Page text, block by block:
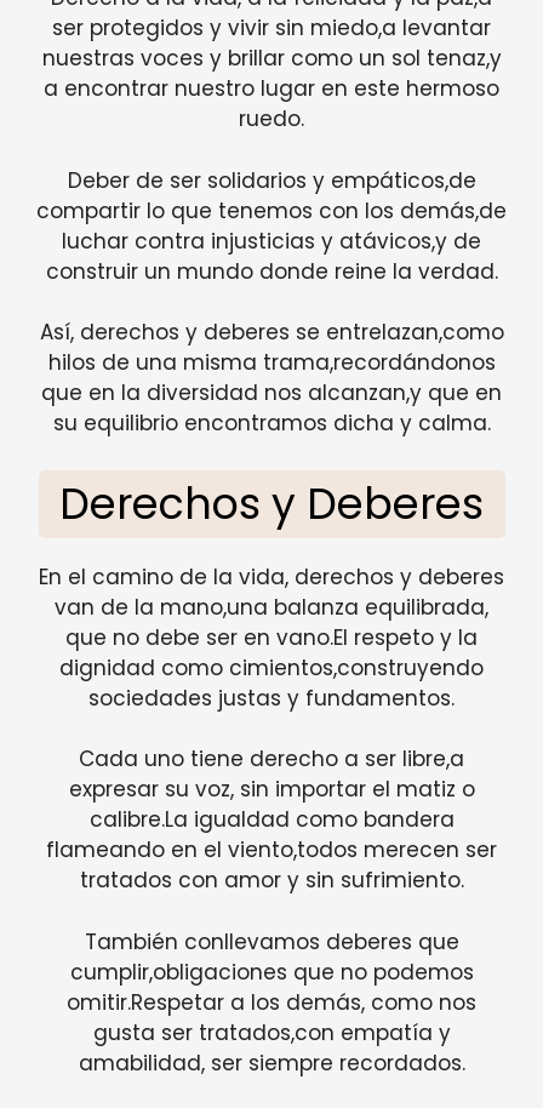
ser protegidos y vivir sin miedo,a levantar
nuestras voces y brillar como un sol tenaz,y
a encontrar nuestro lugar en este hermoso
ruedo.
Deber de ser solidarios y empáticos,de
compartir lo que tenemos con los demás,de
luchar contra injusticias y atávicos,y de
construir un mundo donde reine la verdad.
Así, derechos y deberes se entrelazan,como
hilos de una misma trama,recordándonos
que en la diversidad nos alcanzan,y que en
su equilibrio encontramos dicha y calma.
Derechos y Deberes
En el camino de la vida, derechos y deberes
van de la mano,una balanza equilibrada,
que no debe ser en vano.El respeto y la
dignidad como cimientos,construyendo
sociedades justas y fundamentos.
Cada uno tiene derecho a ser libre,a
expresar su voz, sin importar el matiz o
calibre.La igualdad como bandera
flameando en el viento,todos merecen ser
tratados con amor y sin sufrimiento.
También conllevamos deberes que
cumplir,obligaciones que no podemos
omitir.Respetar a los demás, como nos
gusta ser tratados,con empatía y
amabilidad, ser siempre recordados.